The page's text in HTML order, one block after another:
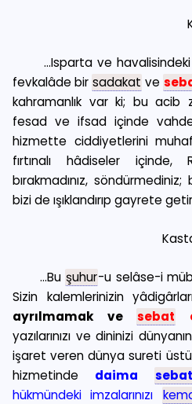
…Isparta ve
fevkalâde bir sadakat ve
kahramanlık var ki; bu acib
fesad ve ifsad içinde
hizmette ciddiyetlerini
fırtınalı hâdiseler içinde,
bırakmadınız,
bizi de ışıklandırıp gayrete
…Bu şuhur-u selâse-i
Sizin kalemlerinizin
ayrılmamak ve sebat
yazılarınızı ve dininizi
işaret veren dünya sureti
hizmetinde daima sebat
hükmündeki imzalarınızı